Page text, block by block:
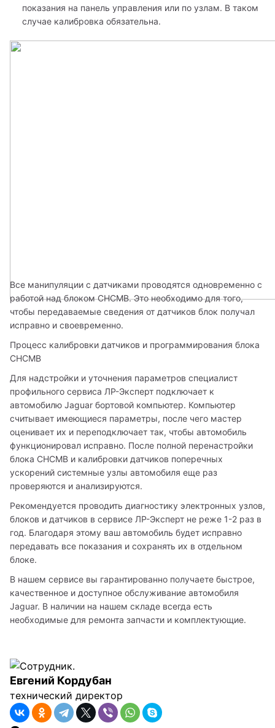
показания на панель управления или по узлам. В таком
случае калибровка обязательна.
Все манипуляции с датчиками проводятся одновременно с
работой над блоком СНСМВ. Это необходимо для того,
чтобы передаваемые сведения от датчиков блок получал
исправно и своевременно.
Процесс калибровки датчиков и программирования блока
СНСМВ
Для надстройки и уточнения параметров специалист
профильного сервиса ЛР-Эксперт подключает к
автомобилю Jaguar бортовой компьютер. Компьютер
считывает имеющиеся параметры, после чего мастер
оценивает их и переподключает так, чтобы автомобиль
функционировал исправно. После полной перенастройки
блока СНСМВ и калибровки датчиков поперечных
ускорений системные узлы автомобиля еще раз
проверяются и анализируются.
Рекомендуется проводить диагностику электронных узлов,
блоков и датчиков в сервисе ЛР-Эксперт не реже 1-2 раз в
год. Благодаря этому ваш автомобиль будет исправно
передавать все показания и сохранять их в отдельном
блоке.
В нашем сервисе вы гарантированно получаете быстрое,
качественное и доступное обслуживание автомобиля
Jaguar. В наличии на нашем складе всегда есть
необходимые для ремонта запчасти и комплектующие.
Евгений Кордубан
технический директор